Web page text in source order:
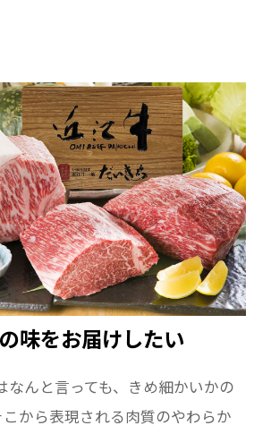
味をお届けしたい
なんと言っても、きめ細かいかの
から表現される肉質のやわらか